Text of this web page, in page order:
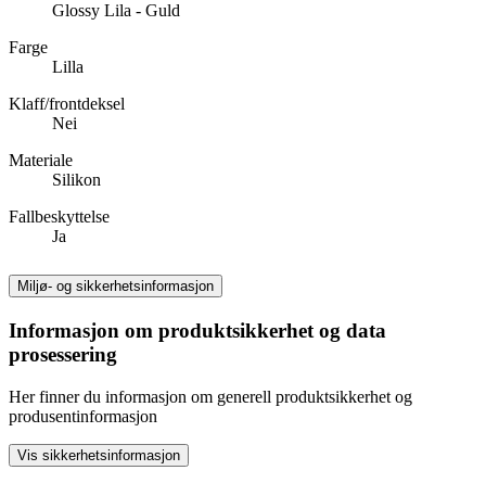
Glossy Lila - Guld
Farge
Lilla
Klaff/frontdeksel
Nei
Materiale
Silikon
Fallbeskyttelse
Ja
Miljø- og sikkerhetsinformasjon
Informasjon om produktsikkerhet og data
prosessering
Her finner du informasjon om generell produktsikkerhet og
produsentinformasjon
Vis sikkerhetsinformasjon